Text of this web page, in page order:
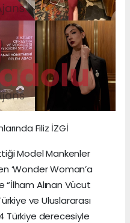
Filiz İZGİ
Model Mankenler
‘Wonder Woman’a
Alınan Vücut
ve Uluslararası
Türkiye derecesiyle